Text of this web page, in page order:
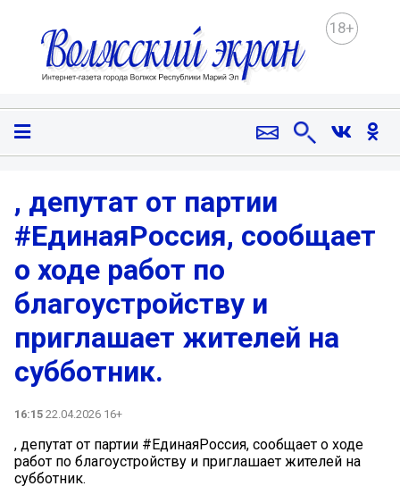
18+
, депутат от партии
#ЕдинаяРоссия, сообщает
о ходе работ по
благоустройству и
приглашает жителей на
субботник.
16:15 22.04.2026 16+
, депутат от партии #ЕдинаяРоссия, сообщает о ходе
работ по благоустройству и приглашает жителей на
субботник.